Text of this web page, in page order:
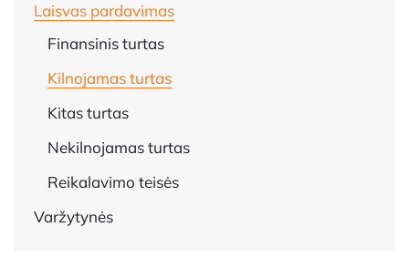
Laisvas pardavimas
Finansinis turtas
Kilnojamas turtas
Kitas turtas
Nekilnojamas turtas
Reikalavimo teisės
Varžytynės